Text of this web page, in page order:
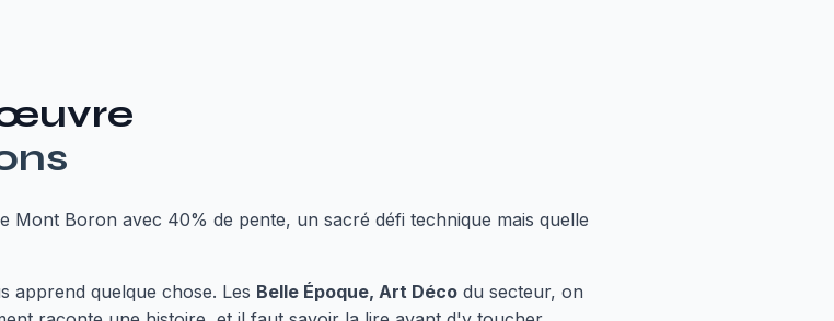
Mont Boron avec 40% de pente, un sacré défi technique mais quelle
apprend quelque chose. Les Belle Époque, Art Déco du secteur, on